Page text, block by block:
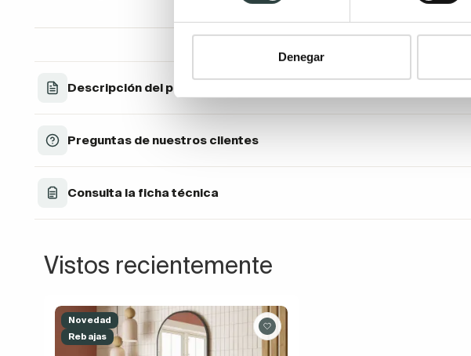
Denegar
Descripción del producto
Preguntas de nuestros clientes
Consulta la ficha técnica
Vistos recientemente
Novedad
Rebajas